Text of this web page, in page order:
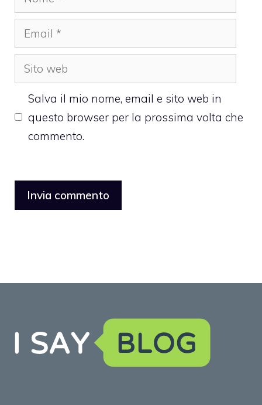
Email
Sito
web
Salva il mio nome, email e sito web in
questo browser per la prossima volta che
commento.